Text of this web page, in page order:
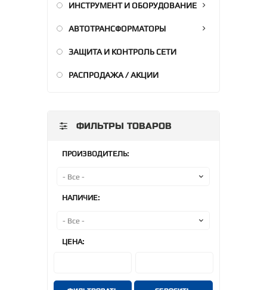
ИНСТРУМЕНТ И ОБОРУДОВАНИЕ
АВТОТРАНСФОРМАТОРЫ
ЗАЩИТА И КОНТРОЛЬ СЕТИ
РАСПРОДАЖА / АКЦИИ
ФИЛЬТРЫ ТОВАРОВ
ПРОИЗВОДИТЕЛЬ:
НАЛИЧИЕ:
ЦЕНА: